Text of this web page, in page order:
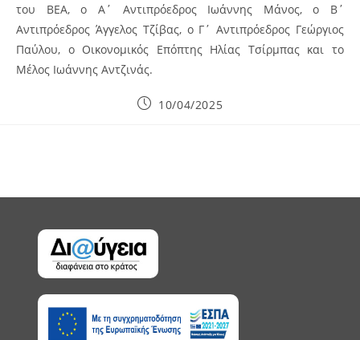
του ΒΕΑ, ο Α΄ Αντιπρόεδρος Ιωάννης Μάνος, ο Β΄
Αντιπρόεδρος Άγγελος Τζίβας, ο Γ΄ Αντιπρόεδρος Γεώργιος
Παύλου, ο Οικονομικός Επόπτης Ηλίας Τσίρμπας και το
Μέλος Ιωάννης Αντζινάς.
Post10/04/2025